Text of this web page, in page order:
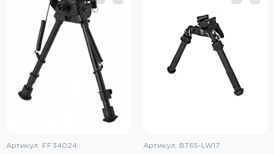
Тактическое снаряжение
Высокоточная стрельба
Спортивная стрельба
Развлекательная стрельба
Ножи
Артикул: FF34024 Артикул: BT65-LW17